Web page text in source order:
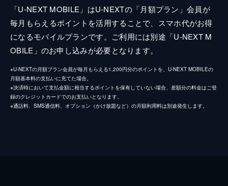
「U-NEXT MOBILE」はU-NEXTの「月額プラン」会員が
毎月もらえるポイントを活用することで、スマホ代がお得
になるモバイルプランです。ご利用には別途「U-NEXT M
OBILE」のお申し込みが必要となります。
※U-NEXTの月額プラン会員が毎月もらえる1,200円分のポイントを、U-NEXT MOBILEの
月額基本料の支払いに充てた場合。
※決済時において支払金額に相当するポイントを保有していない場合、差額分の料金はご登
録のクレジットカードでのお支払いとなります。
※通話料、SMS通信料、オプション（かけ放題など）の月額利用料は別途発生します。